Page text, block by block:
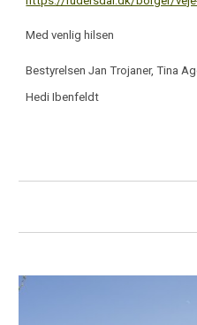
Med venlig hilsen
Bestyrelsen Jan Trojaner, Tina
Hedi Ibenfeldt